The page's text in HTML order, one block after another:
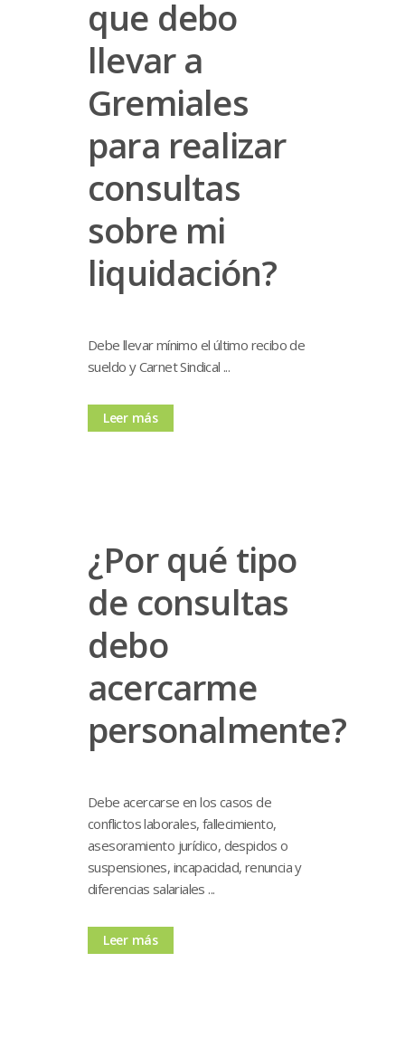
que debo
llevar a
Gremiales
para realizar
consultas
sobre mi
liquidación?
Debe llevar mínimo el último recibo de
sueldo y Carnet Sindical ...
Leer más
¿Por qué tipo
de consultas
debo
acercarme
personalmente?
Debe acercarse en los casos de
conflictos laborales, fallecimiento,
asesoramiento jurídico, despidos o
suspensiones, incapacidad, renuncia y
diferencias salariales ...
Leer más